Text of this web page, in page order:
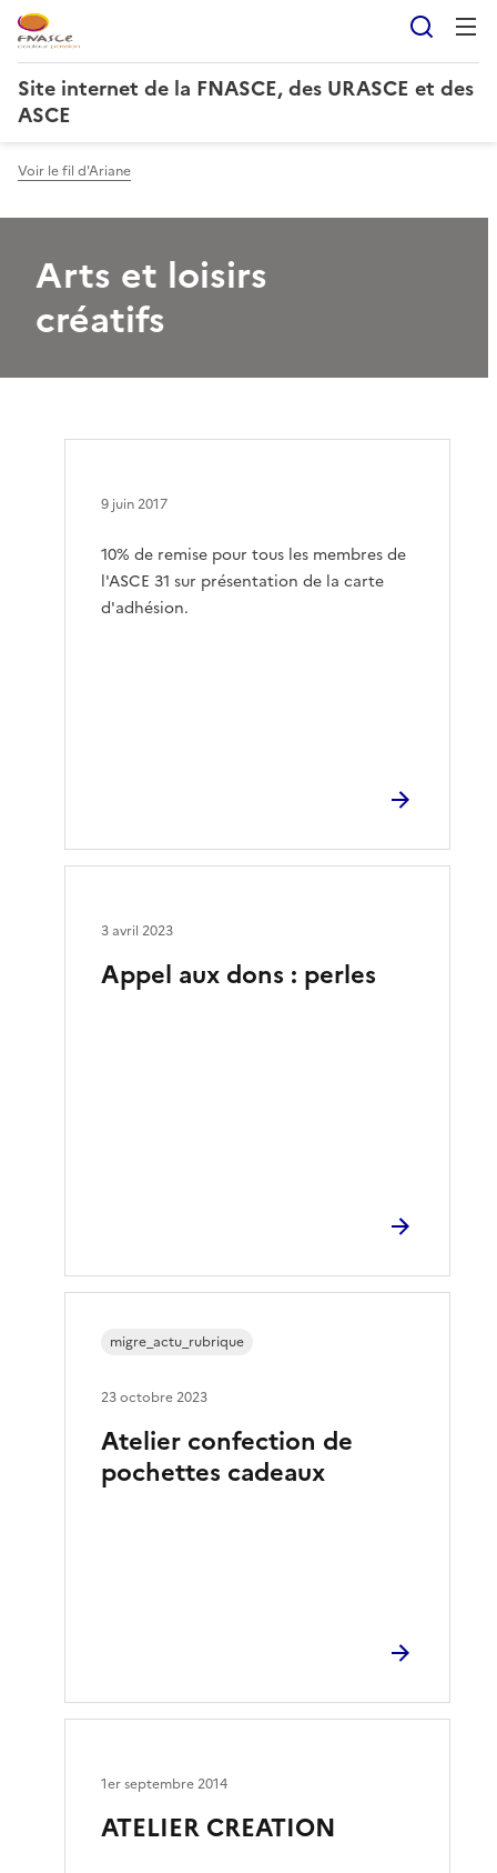
Site internet de la FNASCE, des URASCE et des
ASCE
Voir le fil d'Ariane
Arts et loisirs
créatifs
10% de remise pour tous les membres de
l'ASCE 31 sur présentation de la carte
d'adhésion.
9 juin 2017
Appel aux dons : perles
3 avril 2023
Atelier confection de
pochettes cadeaux
migre_actu_rubrique
23 octobre 2023
ATELIER CREATION
1er septembre 2014